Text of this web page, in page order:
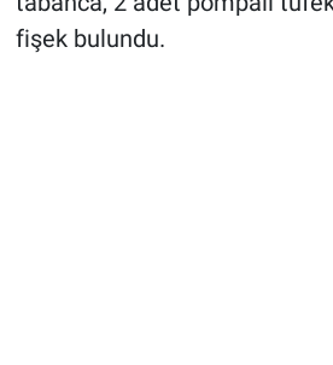
fişek bulundu.